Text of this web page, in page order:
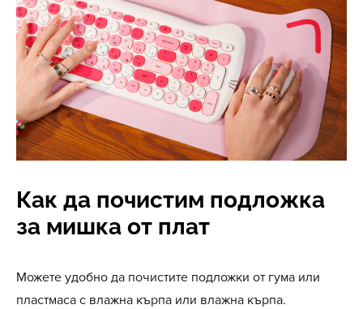
Как да почистим подложка
за мишка от плат
Можете удобно да почистите подложки от гума или
пластмаса с влажна кърпа или влажна кърпа.